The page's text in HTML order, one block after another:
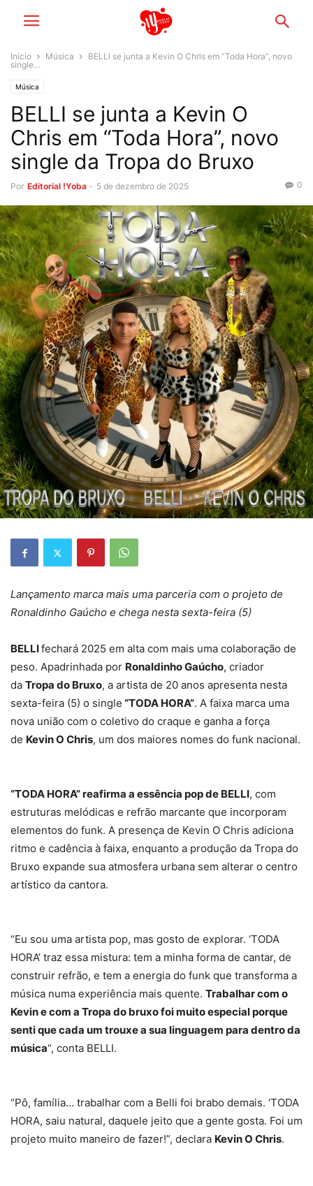
Início Música
BELLI se junta a Kevin O Chris em “Toda Hora”, novo
single...
Música
BELLI se junta a Kevin O
Chris em “Toda Hora”, novo
single da Tropa do Bruxo
Por Editorial !Yoba - 5 de dezembro de 2025 0
Lançamento marca mais uma parceria com o projeto de
Ronaldinho Gaúcho e chega nesta sexta-feira (5)
BELLIfechará 2025 em alta com mais uma colaboração de
peso. Apadrinhada por Ronaldinho Gaúcho, criador
da Tropa do Bruxo, a artista de 20 anos apresenta nesta
sexta-feira (5) o single “TODA HORA”. A faixa marca uma
nova união com o coletivo do craque e ganha a força
de Kevin O Chris, um dos maiores nomes do funk nacional.
“TODA HORA” reafirma a essência pop de BELLI, com
estruturas melódicas e refrão marcante que incorporam
elementos do funk. A presença de Kevin O Chris adiciona
ritmo e cadência à faixa, enquanto a produção da Tropa do
Bruxo expande sua atmosfera urbana sem alterar o centro
artístico da cantora.
“Eu sou uma artista pop, mas gosto de explorar. ‘TODA
HORA’ traz essa mistura: tem a minha forma de cantar, de
construir refrão, e tem a energia do funk que transforma a
música numa experiência mais quente. Trabalhar com o
Kevin e com a Tropa do bruxo foi muito especial porque
senti que cada um trouxe a sua linguagem para dentro da
música“, conta BELLI.
“Pô, família… trabalhar com a Belli foi brabo demais. ‘TODA
HORA, saiu natural, daquele jeito que a gente gosta. Foi um
projeto muito maneiro de fazer!”, declara Kevin O Chris.